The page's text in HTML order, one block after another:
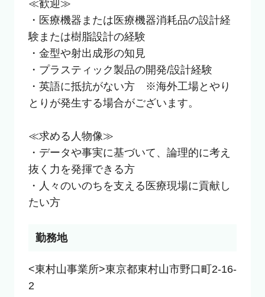
≪歓迎≫
・医療機器または医療機器消耗品の設計経
験または樹脂設計の経験
・金型や射出成形の知見
・プラスティック製品の開発/設計経験
・英語に抵抗がない方　※海外工場とやり
とりが発生する場合がございます。
≪求める人物像≫
・データや事実に基づいて、論理的に考え
抜く力を発揮できる方
・人々のいのちを支える医療現場に貢献し
たい方
勤務地
<東村山事業所>東京都東村山市野口町2-16-
2